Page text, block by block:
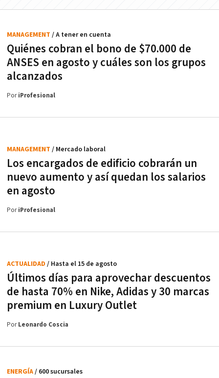
Quiénes cobran el bono de $70.000 de
ANSES en agosto y cuáles son los grupos
alcanzados
MANAGEMENT / A tener en cuenta
PoriProfesional
Los encargados de edificio cobrarán un
nuevo aumento y así quedan los salarios
en agosto
MANAGEMENT / Mercado laboral
PoriProfesional
Últimos días para aprovechar descuentos
de hasta 70% en Nike, Adidas y 30 marcas
premium en Luxury Outlet
ACTUALIDAD / Hasta el 15 de agosto
PorLeonardo Coscia
ENERGÍA/ 600 sucursales